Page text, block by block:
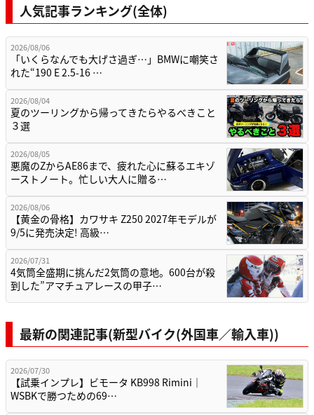
人気記事ランキング(全体)
2026/08/06
「いくらなんでも大げさ過ぎ…」BMWに嘲笑さ
れた“190 E 2.5-16 …
2026/08/04
夏のツーリングから帰ってきたらやるべきこと
３選
2026/08/05
悪魔のZからAE86まで、疲れた心に蘇るエキゾ
ーストノート。忙しい大人に贈る…
2026/08/06
【黄金の骨格】カワサキ Z250 2027年モデルが
9/5に発売決定! 高級…
2026/07/31
4気筒全盛期に挑んだ2気筒の意地。600台が殺
到した”アマチュアレースの甲子…
最新の関連記事(新型バイク(外国車／輸入車))
2026/07/30
【試乗インプレ】ビモータ KB998 Rimini｜
WSBKで勝つための69…